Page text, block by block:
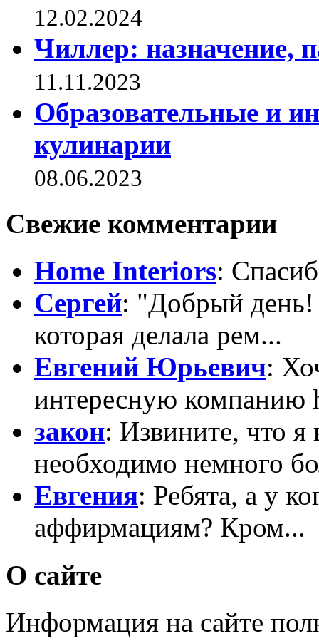
12.02.2024
Чиллер: назначение,
11.11.2023
Образовательные и
кулинарии
08.06.2023
Свежие комментарии
Home Interiors:
Сергей: "Добрый день!
которая делала рем...
Евгений Юрьевич:
интересную компанию
закон: Извините, что
необходимо немного
Евгения: Ребята, а у
аффирмациям? Кром...
О сайте
Информация на сайте